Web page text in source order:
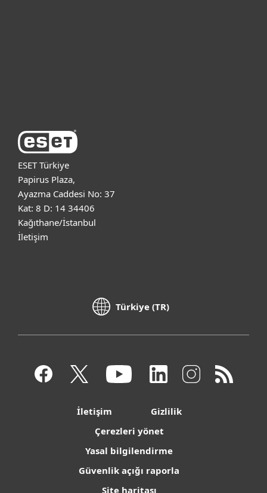
ESET Türkiye
Papirus Plaza,
Ayazma Caddesi No: 37
Kat: 8 D: 14 34406
Kağıthane/İstanbul
İletişim
Türkiye (TR)
İletişim
Gizlilik
Çerezleri yönet
Yasal bilgilendirme
Güvenlik açığı raporla
Site haritası